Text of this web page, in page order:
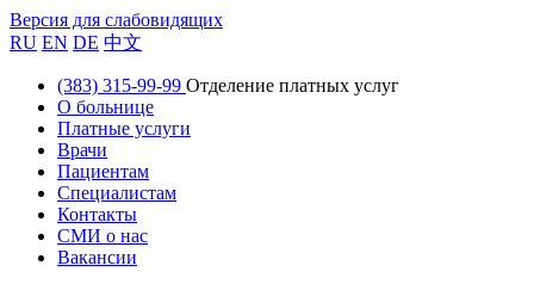
Версия для слабовидящих
RU EN DE 中文
(383) 315-99-99 Отделение платных услуг
О больнице
Платные услуги
Врачи
Пациентам
Специалистам
Контакты
СМИ о нас
Вакансии